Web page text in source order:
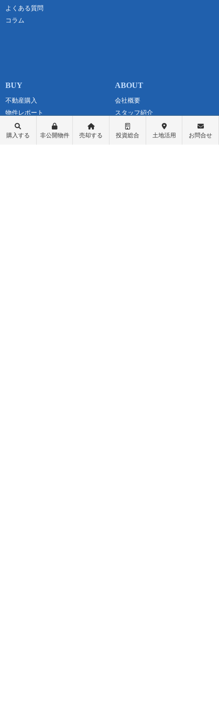
よくある質問
コラム
不動産購入
物件レポート
物件検索
学区検索
会社概要
スタッフ紹介
スタッフブログ
お問い合わせ
購入する 非公開物件 売却する 投資総合 土地活用 お問合せ